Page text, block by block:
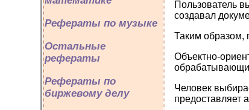
Рефераты по музыке
Остальные
рефераты
Рефераты по
биржевому делу
Пользователь
создавал
Таким образом,
Объектно-
Человек
предоставляет